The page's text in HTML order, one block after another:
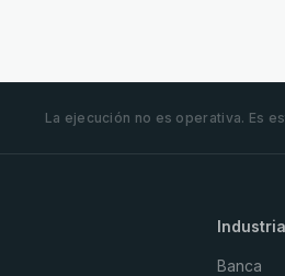
La ejecución no es operativa. Es
Banca